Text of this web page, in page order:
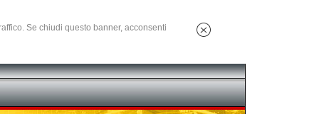
Se chiudi questo banner, acconsenti